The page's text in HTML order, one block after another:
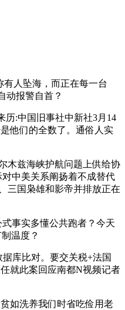
人坠海，而正在每一台
动报警自首？
:中国旧事社中新社3月14
他们的全数了。通俗人实
木兹海峡护航问题上供给协
中美关系阐扬着不成替代
三国枭雄和影帝并排放正在
事实多懂公共跑者？今天
温度？
库比对。要交关税+法国
就此案回应南都N视频记者
如洗养我们时省吃俭用老